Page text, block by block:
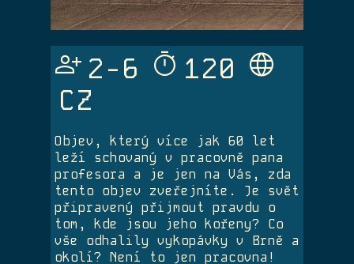
Person_Add 2-6 Timer 120 Language
CZ
Objev, který více jak 60 let
leží schovaný v pracovně pana
profesora a je jen na Vás, zda
tento objev zveřejníte. Je svět
připravený přijmout pravdu o
tom, kde jsou jeho kořeny? Co
vše odhalily vykopávky v Brně a
okolí? Není to jen pracovna!